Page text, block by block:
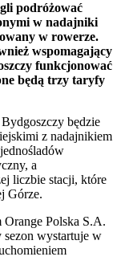
podróżować
w nadajniki
w rowerze.
wspomagający
funkcjonować
będą trzy taryfy
będzie
z nadajnikiem
a
liczbie stacji, które
Górze.
Orange Polska S.A.
wystartuje w